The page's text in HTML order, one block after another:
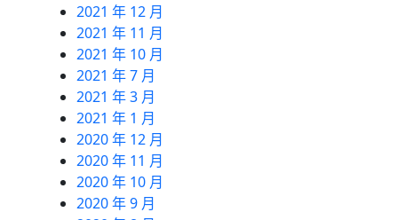
2021 年 12 月
2021 年 11 月
2021 年 10 月
2021 年 7 月
2021 年 3 月
2021 年 1 月
2020 年 12 月
2020 年 11 月
2020 年 10 月
2020 年 9 月